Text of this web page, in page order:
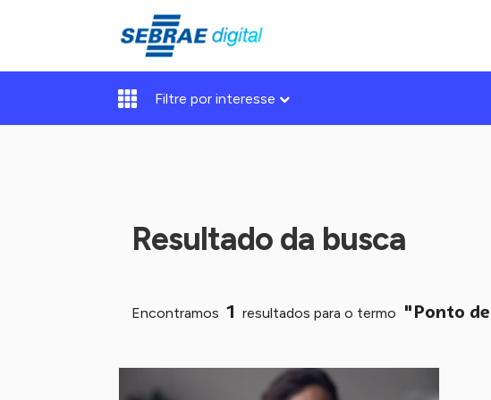
Filtre por interesse
Resultado da busca
Encontramos 1 resultados para o termo "Ponto